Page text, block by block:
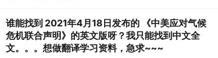
谁能找到 2021年4月18日发布的 《中美应对气候
危机联合声明》的英文版呀？我只能找到中文全
文。。。想做翻译学习资料，急求~~~